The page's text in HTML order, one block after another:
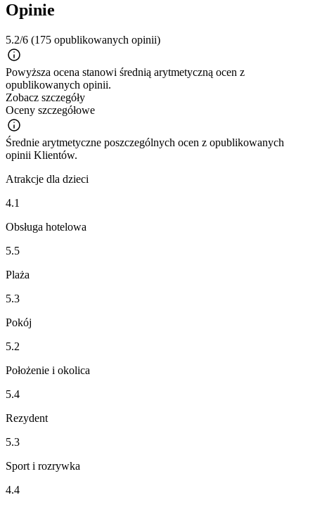
Opinie
5.2/6 (175 opublikowanych opinii)
Powyższa ocena stanowi średnią arytmetyczną ocen z
opublikowanych opinii.
Zobacz szczegóły
Oceny szczegółowe
Średnie arytmetyczne poszczególnych ocen z opublikowanych
opinii Klientów.
Atrakcje dla dzieci
4.1
Obsługa hotelowa
5.5
Plaża
5.3
Pokój
5.2
Położenie i okolica
5.4
Rezydent
5.3
Sport i rozrywka
4.4